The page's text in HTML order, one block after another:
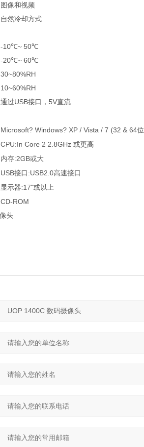
图像和视频
自然冷却方式
-10℃~ 50℃
-20℃~ 60℃
30~80%RH
10~60%RH
通过USB接口， 5V直流
Microsoft? Windows? XP / Vista / 7 (32 & 64位
CPU:In Core 2 2.8GHz 或更高
内存:2GB或大
USB接口 :USB2.0高速接口
显示器:17"或以上
CD-ROM